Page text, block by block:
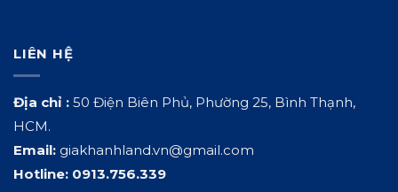
LIÊN HỆ
Địa chỉ : 50 Điện Biên Phủ, Phường 25, Bình Thạnh,
HCM.
Email: giakhanhland.vn@gmail.com
Hotline: 0913.756.339